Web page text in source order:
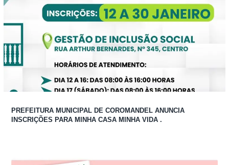
PREFEITURA MUNICIPAL DE COROMANDEL ANUNCIA
INSCRIÇÕES PARA MINHA CASA MINHA VIDA .